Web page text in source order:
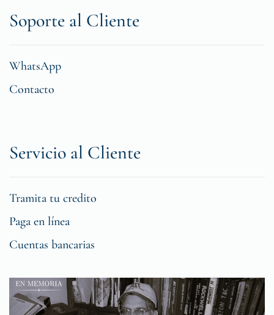
Soporte al Cliente
WhatsApp
Contacto
Servicio al Cliente
Tramita tu credito
Paga en línea
Cuentas bancarias